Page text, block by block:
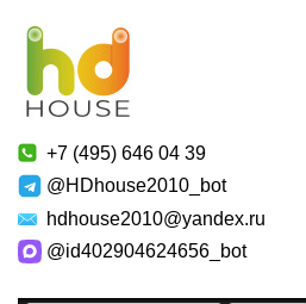
+7 (495) 646 04 39
@HDhouse2010_bot
hdhouse2010@yandex.ru
@id402904624656_bot